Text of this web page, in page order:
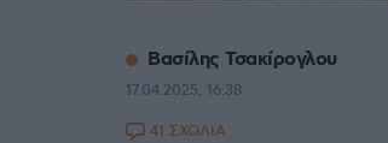
Βασίλης Τσακίρογλου
17.04.2025, 16:38
41 ΣΧΟΛΙΑ